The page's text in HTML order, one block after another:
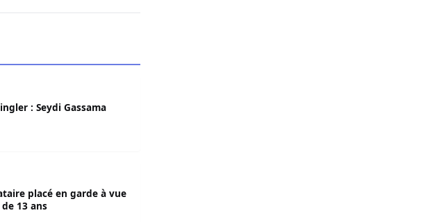
: Seydi Gassama
placé en garde à vue
13 ans